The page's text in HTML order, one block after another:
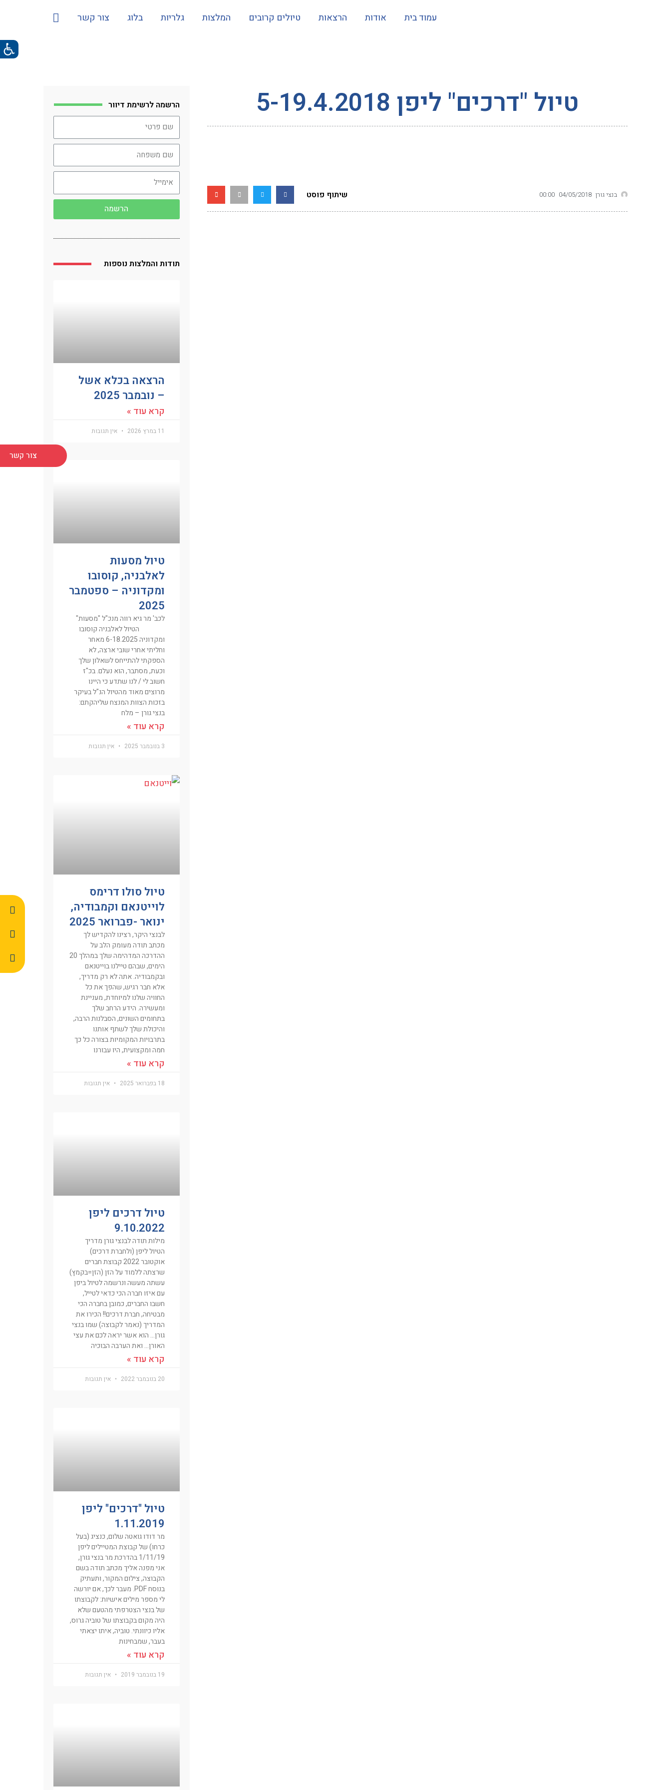
עמוד בית אודות הרצאות טיולים קרובים המלצות גלריות בלוג צור קשר
טיול "דרכים" ליפן 5-19.4.2018
צור קשר
בנצי גורן 04/05/2018
00:00 שיתוף פוסט
הרשמה לרשימת דיוור
הרשמה
תודות והמלצות נוספות
הרצאה בכלא אשל
– נובמבר 2025
קרא עוד »
11 במרץ 2026 אין תגובות
טיול מסעות
לאלבניה, קוסובו
ומקדוניה – ספטמבר
2025
לכב' מר גיא רווה מנכ"ל "מסעות"
הטיול לאלבניה קוסובו
ומקדוניה 6-18.2025 מאחר
וחליתי אחרי שובי ארצה, לא
הספקתי להתייחס לשאלון שלך
וכעת, מסתבר, הוא נעלם. בכ"ז
חשוב לי / לנו שתדע כי היינו
מרוצים מאוד מהטיול הנ"ל בעיקר
בזכות הצוות המנצח שליהקתם:
בנצי גורן – מלח
קרא עוד »
3 בנובמבר 2025 אין תגובות
טיול סולו דרימס
לוייטנאם וקמבודיה,
ינואר -פברואר 2025
לבנצי היקר, רצינו להקדיש לך
מכתב תודה מעומק הלב על
ההדרכה המדהימה שלך במהלך 20
הימים, שבהם טיילנו בוייטנאם
ובקמבודיה. אתה לא רק מדריך,
אלא חבר רגיש, שהפך את כל
החוויה שלנו למיוחדת, מעניינת
ומעשירה. הידע הרחב שלך
בתחומים השונים, הסבלנות הרבה,
והיכולת שלך לשתף אותנו
בתרבויות המקומיות בצורה כל כך
חמה ומקצועית, היו עבורנו
קרא עוד »
18 בפברואר 2025 אין תגובות
טיול דרכים ליפן
9.10.2022
מילות תודה לבנצי גורן מדריך
הטיול ליפן (ולחברת דרכים)
אוקטובר 2022 קבוצת חברים
שרצתה ללמוד על הזן (הזן=בקמץ)
עשתה מעשה ונרשמה לטיול ביפן
עם איזו חברה הכי כדאי לטייל,
חשבו החברים, כמובן בחברה הכי
מבטיחה, חברת דרכים!! הכירו את
המדריך (נאמר לקבוצה) שמו בנצי
גורן… הוא אשר יראה לכם את עצי
האורן… ואת הערבה הבוכיה
קרא עוד »
20 בנובמבר 2022 אין תגובות
טיול "דרכים" ליפן
1.11.2019
מר דודו גואטה שלום, כנציג (בעל
כרחו) של קבוצת המטיילים ליפן
1/11/19 בהדרכת מר בנצי גורן,
אני מפנה אליך מכתב תודה בשם
הקבוצה, צילום המקור, ותעתיק
בנוסח PDF. מעבר לכך, אם יורשה
לי מספר מילים אישיות: לקבוצתו
של בנצי הצטרפתי מהטעם שלא
היה מקום בקבוצתו של טוביה גרוס,
אליו כיוונתי. טוביה, איתו יצאתי
בעבר, שמבחינות
קרא עוד »
19 בנובמבר 2019 אין תגובות